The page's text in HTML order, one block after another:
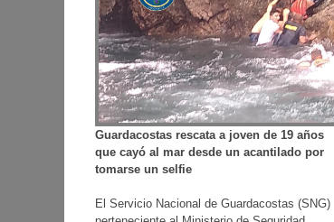
Guardacostas rescata a joven de 19 años
que cayó al mar desde un acantilado por
tomarse un selfie
El Servicio Nacional de Guardacostas (SNG)